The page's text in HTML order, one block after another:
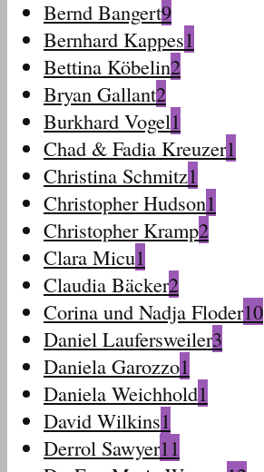
Bernd Bangert9
Bernhard Kappes1
Bettina Köbelin2
Bryan Gallant2
Burkhard Vogel1
Chad & Fadia Kreuzer1
Christina Schmitz1
Christopher Hudson1
Christopher Kramp2
Clara Micu1
Claudia Bäcker2
Corina und Nadja Floder10
Daniel Laufersweiler3
Daniela Garozzo1
Daniela Weichhold1
David Wilkins1
Derrol Sawyer11